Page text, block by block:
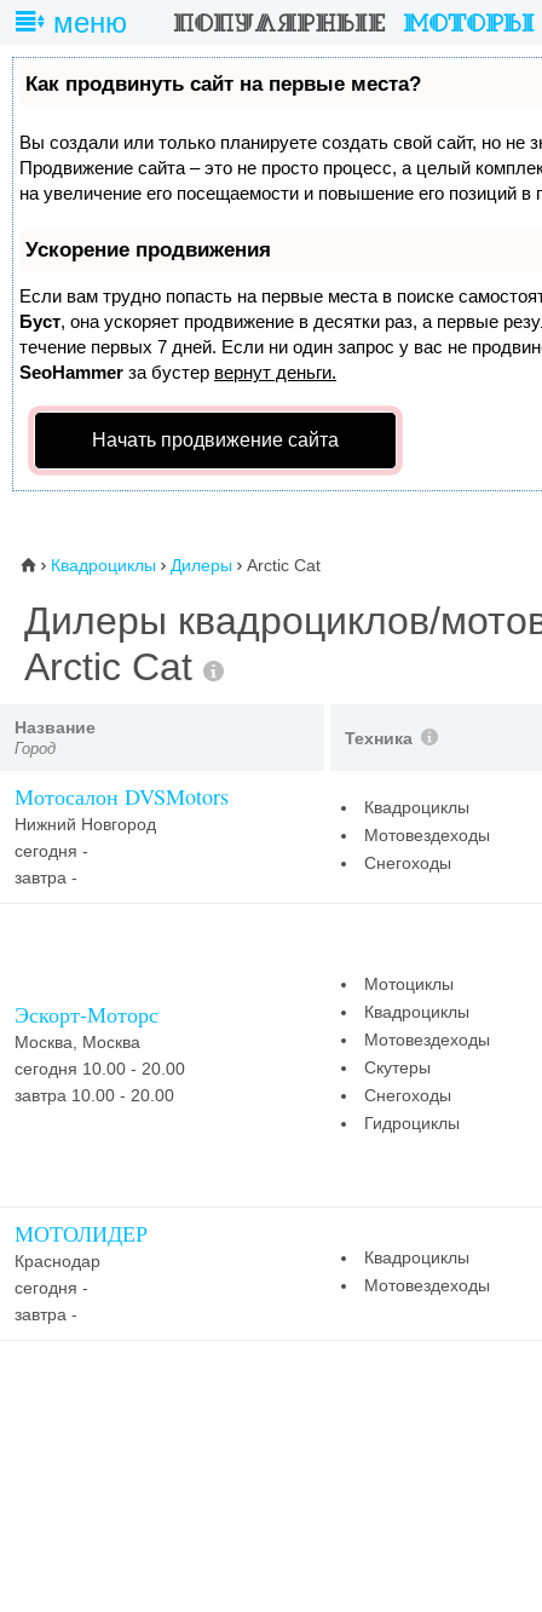
меню
Как продвинуть сайт на первые места?
Вы создали или только планируете создать свой сайт, но не
Продвижение сайта – это не просто процесс, а целый
на увеличение его посещаемости и повышение его позиций в
Ускорение продвижения
Если вам трудно попасть на первые места в поиске
Буст, она ускоряет продвижение в десятки раз, а первые
течение первых 7 дней. Если ни один запрос у вас не
SeoHammer за бустер вернут деньги.
Начать продвижение сайта
⌂  Квадроциклы  Дилеры  Arctic Cat
Дилеры квадроциклов/
Arctic Cat
Название
Город
Техника
Мотосалон DVSMotors
Нижний Новгород
сегодня -
завтра -
Квадроциклы
Мотовездеходы
Снегоходы
Эскорт-Моторс
Москва, Москва
сегодня 10.00 - 20.00
завтра 10.00 - 20.00
Мотоциклы
Квадроциклы
Мотовездеходы
Скутеры
Снегоходы
Гидроциклы
МОТОЛИДЕР
Краснодар
сегодня -
завтра -
Квадроциклы
Мотовездеходы